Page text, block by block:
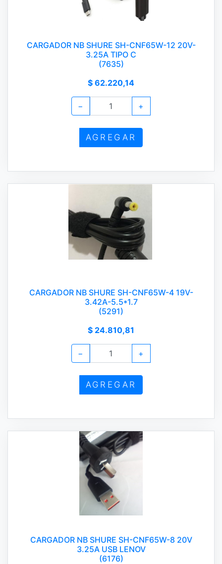
CARGADOR NB SHURE SH-CNF65W-12 20V-
3.25A TIPO C
(7635)
$ 62.220,14
− +
AGREGAR
CARGADOR NB SHURE SH-CNF65W-4 19V-
3.42A-5.5*1.7
(5291)
$ 24.810,81
− +
AGREGAR
CARGADOR NB SHURE SH-CNF65W-8 20V
3.25A USB LENOV
(6176)